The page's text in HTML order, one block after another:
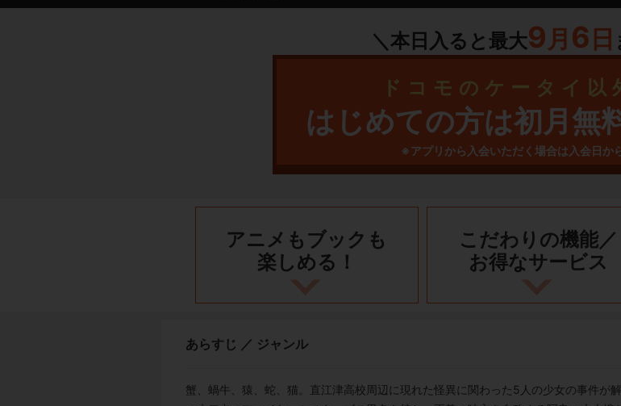
＼本日入ると最大9月 6 日
ドコモのケータイ以
はじめての方は初月無
※アプリから入会いただく場合は入会日か
アニメもブックも
楽しめる！
こだわりの機能／
お得なサービス
あらすじ ／ ジャンル
蟹、蝸牛、猿、蛇、猫。直江津高校周辺に現れた怪異に関わった5人の少女の事件が